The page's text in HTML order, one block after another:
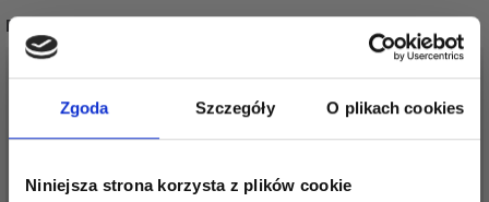
Zgoda Szczegóły O plikach cookies
Niniejsza strona korzysta z plików cookie
POPULARNE ALTERNATYWY